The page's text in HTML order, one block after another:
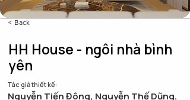
< Back
HH House - ngôi nhà bình
yên
Tác giả thiết kế:
Nguyễn Tiến Đông, Nguyễn Thế Dũng,